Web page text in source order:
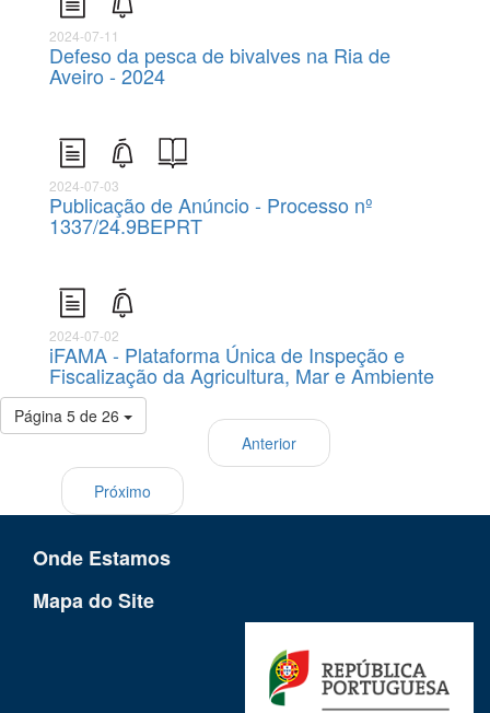
2024-07-11
Defeso da pesca de bivalves na Ria de
Aveiro - 2024
2024-07-03
Publicação de Anúncio - Processo nº
1337/24.9BEPRT
2024-07-02
iFAMA - Plataforma Única de Inspeção e
Fiscalização da Agricultura, Mar e Ambiente
Página 5 de 26
Anterior
Próximo
Onde Estamos
Mapa do Site